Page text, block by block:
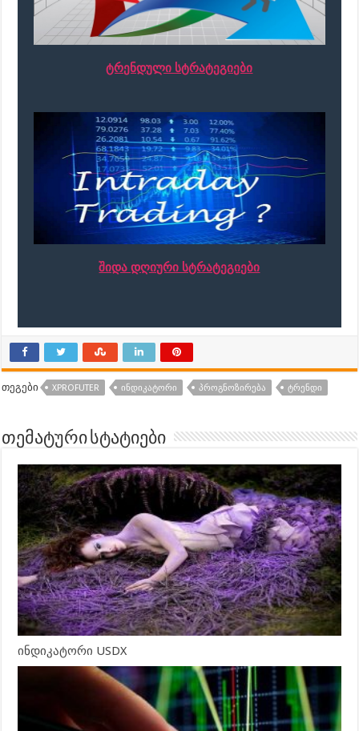
ტრენდული სტრატეგიები
შიდა დღიური სტრატეგიები
თეგები XPROFUTER ᲘᲜᲓᲘᲙᲐᲢᲝᲠᲘ ᲞᲠᲝᲒᲜᲝᲖᲘᲠᲔᲑᲐ ᲢᲠᲔᲜᲓᲘ
თემატური სტატიები
ინდიკატორი USDX